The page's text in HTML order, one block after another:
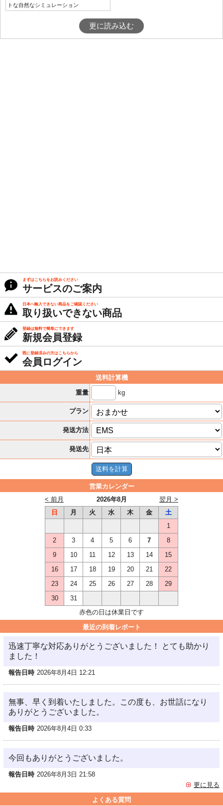
トな自然なシミュレーション
更に読み込む
まずはこちらをお読みください
サービスのご案内
日本へ輸入できない商品をご確認ください
取り扱いできない商品
登録は無料で簡単にできます
新規会員登録
既に登録済みの方はこちらから
会員ログイン
送料計算機
重量
kg
プラン
発送方法
発送先
営業カレンダー
2026年8月
< 前月
翌月 >
日
月 火 水 木 金
土
1
2
3 4 5 6 7
8
9
10 11 12 13 14
15
16
17 18 19 20 21
22
23
24 25 26 27 28
29
30
31
赤色の日は休業日です
最近の到着レポート
迅速丁寧な対応ありがとうございました！ とても助かり
ました！
報告日時 2026年8月4日 12:21
無事、早く到着いたしました。この度も、お世話になり
ありがとうございました。
報告日時 2026年8月4日 0:33
今回もありがとうございました。
報告日時 2026年8月3日 21:58
更に見る
よくある質問